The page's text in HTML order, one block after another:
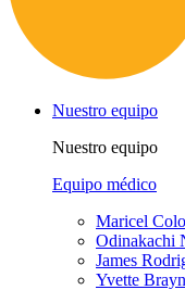
Nuestro equipo
Nuestro equipo
Equipo médico
Maricel
Odinakachi
James
Yvette